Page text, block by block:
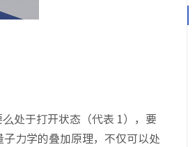
处于打开状态（代表 1），要
力学的叠加原理，不仅可以处